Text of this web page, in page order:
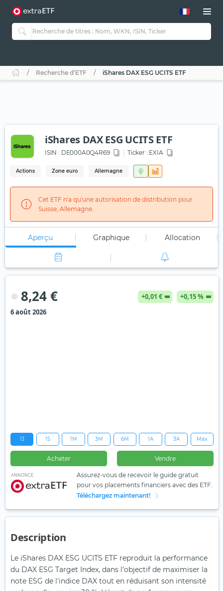
Recherche d’ETF iShares DAX ESG UCITS ETF
iShares DAX ESG UCITS ETF
ISIN : DE000A0Q4R69 Ticker : EXIA
Actions Zone euro Allemagne
Cet ETF n'a qu'une autorisation de distribution pour
Suisse, Allemagne.
Aperçu Graphique Allocation
8,24 € +0,01 €
+0,15 %
6 août 2026
1J 1S 1M 3M 6M 1A 3A Max
Acheter Vendre
ANNONCE
Assurez-vous de recevoir le guide gratuit
pour vos placements financiers avec des ETF.
Téléchargez maintenant!
Description
Le iShares DAX ESG UCITS ETF reproduit la performance
du DAX ESG Target Index, dans l'objectif de maximiser la
note ESG de l'indice DAX tout en réduisant son intensité